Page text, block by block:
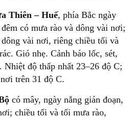
Thiên – Huế, phía Bắc ngày
có mưa rào và dông vài nơi;
vài nơi, riêng chiều tối và
Gió nhẹ. Cảnh báo lốc, sét,
Nhiệt độ thấp nhất 23–26 độ C;
trên 31 độ C.
có mây, ngày nắng gián đoạn,
chiều tối và tối mưa rào,